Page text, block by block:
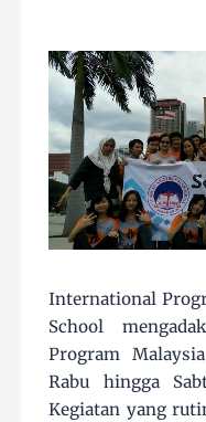
International
School
Program
Rabu hingga
Kegiatan yang